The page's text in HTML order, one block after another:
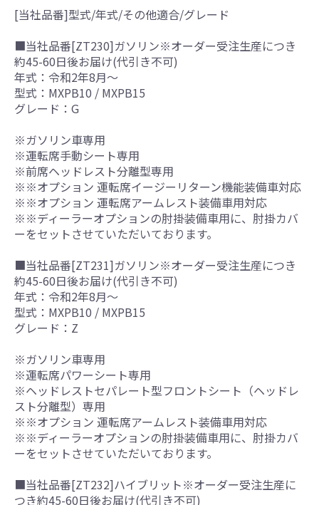
[当社品番]型式/年式/その他適合/グレード
■当社品番[ZT230]ガソリン※オーダー受注生産につき
約45-60日後お届け(代引き不可)
年式：令和2年8月～
型式：MXPB10 / MXPB15
グレード：G
※ガソリン車専用
※運転席手動シート専用
※前席ヘッドレスト分離型専用
※※オプション 運転席イージーリターン機能装備車対応
※※オプション 運転席アームレスト装備車用対応
※※ディーラーオプションの肘掛装備車用に、肘掛カバ
ーをセットさせていただいております。
■当社品番[ZT231]ガソリン※オーダー受注生産につき
約45-60日後お届け(代引き不可)
年式：令和2年8月～
型式：MXPB10 / MXPB15
グレード：Z
※ガソリン車専用
※運転席パワーシート専用
※ヘッドレストセパレート型フロントシート（ヘッドレ
スト分離型）専用
※※オプション 運転席アームレスト装備車用対応
※※ディーラーオプションの肘掛装備車用に、肘掛カバ
ーをセットさせていただいております。
■当社品番[ZT232]ハイブリット※オーダー受注生産に
つき約45-60日後お届け(代引き不可)